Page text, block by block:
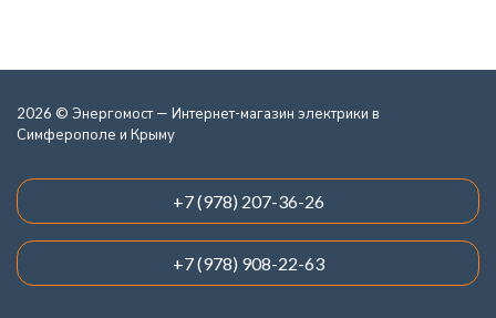
2026 © Энергомост — Интернет-магазин электрики в
Симферополе и Крыму
+7 (978) 207-36-26
+7 (978) 908-22-63